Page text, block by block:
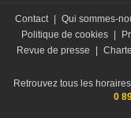
Contact | Qui sommes-
Politique de cookies |
Revue de presse
|
Retrouvez tous les
0